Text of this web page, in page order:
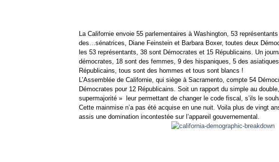
La Californie envoie 55 parlementaires à Washington, 53
des…sénatrices, Diane Feinstein et Barbara Boxer, toutes deux
les 53 représentants, 38 sont Démocrates et 15 Républicains. Un
démocrates, 18 sont des femmes, 9 des hispaniques, 5 des
Républicains, tous sont des hommes et tous sont blancs !
L’Assemblée de Californie, qui siège à Sacramento, compte 54
Démocrates pour 12 Républicains. Soit un rapport du simple au
supermajorité » leur permettant de changer le code fiscal, s’ils le
Cette mainmise n’a pas été acquise en une nuit. Voila plus de vingt
assis une domination incontestée sur l’appareil gouvernemental.